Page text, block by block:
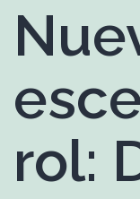
rol: